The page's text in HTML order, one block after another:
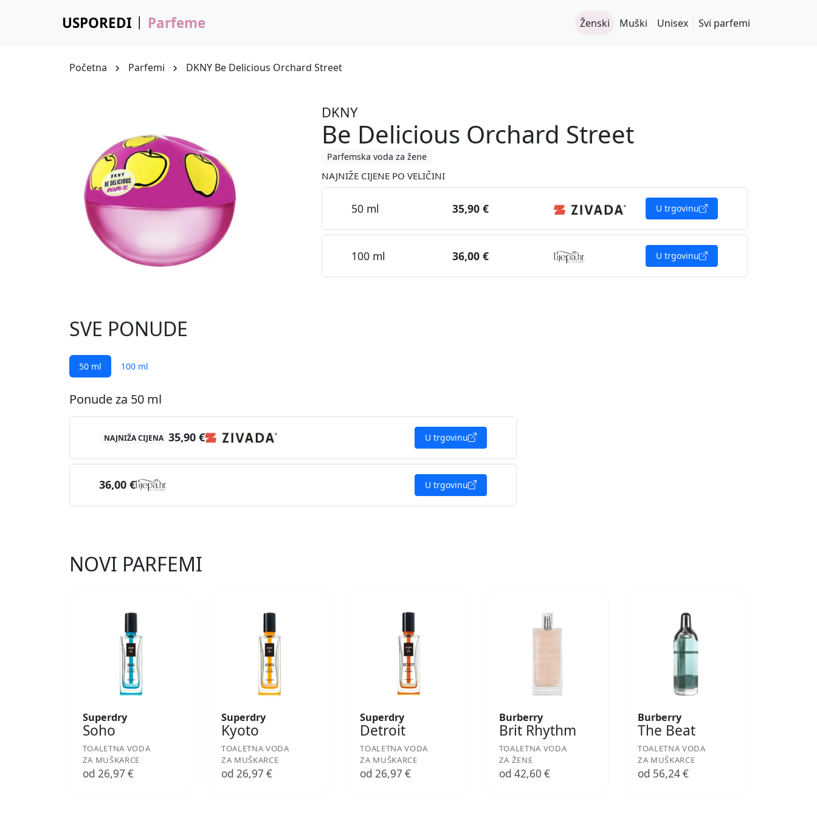
USPOREDI Parfeme Ženski Muški Unisex Svi parfemi
Početna Parfemi DKNY Be Delicious Orchard Street
DKNY
Be Delicious Orchard Street
Parfemska voda za žene
NAJNIŽE CIJENE PO VELIČINI
50 ml 35,90 € U trgovinu
100 ml 36,00 € U trgovinu
SVE PONUDE
50 ml 100 ml
Ponude za 50 ml
NAJNIŽA CIJENA 35,90 € U trgovinu
36,00 € U trgovinu
NOVI PARFEMI
Superdry
Soho
TOALETNA VODA
ZA MUŠKARCE
od 26,97 €
Superdry
Kyoto
TOALETNA VODA
ZA MUŠKARCE
od 26,97 €
Superdry
Detroit
TOALETNA VODA
ZA MUŠKARCE
od 26,97 €
Burberry
Brit Rhythm
TOALETNA VODA
ZA ŽENE
od 42,60 €
Burberry
The Beat
TOALETNA VODA
ZA MUŠKARCE
od 56,24 €